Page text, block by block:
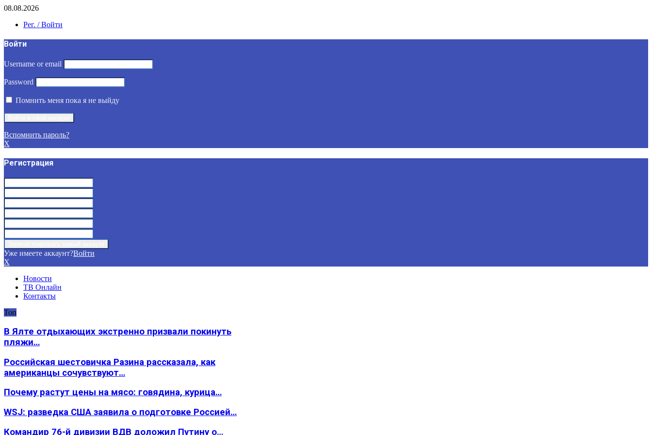
08.08.2026
Рег. / Войти
Войти
Username or email
Password
Помнить меня пока я не выйду
Вспомнить пароль?
X
Регистрация
Уже имеете аккаунт?Войти
X
Новости
ТВ Онлайн
Контакты
Топ
В Ялте отдыхающих экстренно призвали покинуть
пляжи…
Российская шестовичка Разина рассказала, как
американцы сочувствуют…
Почему растут цены на мясо: говядина, курица…
WSJ: разведка США заявила о подготовке Россией…
Командир 76-й дивизии ВДВ доложил Путину о…